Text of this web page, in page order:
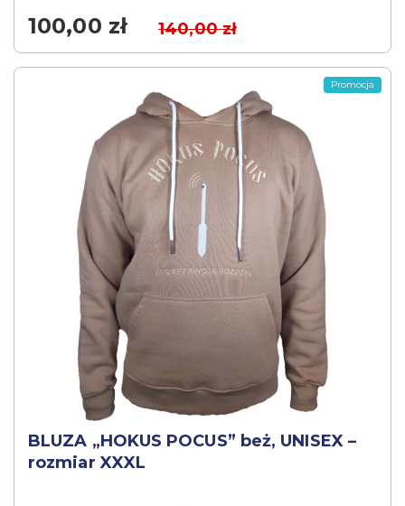
100,00 zł 140,00zł
BLUZA „HOKUS POCUS” beż, UNISEX –
rozmiar XXXL
Promocja